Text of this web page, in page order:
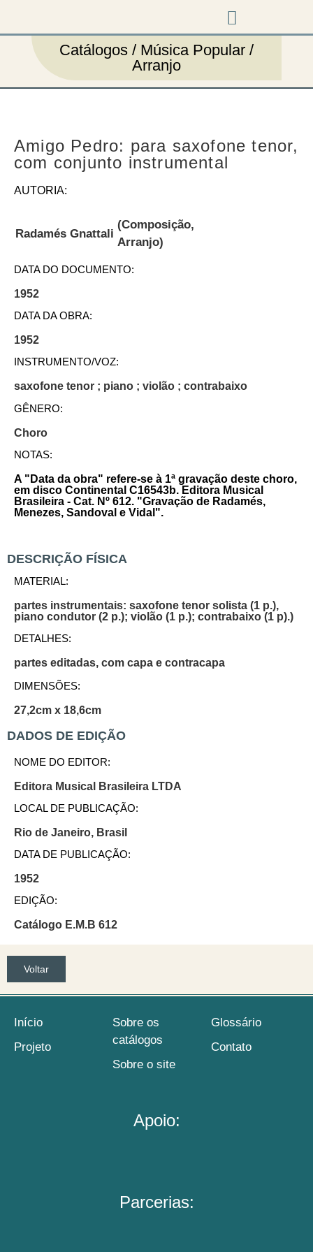
Catálogos / Música Popular /
Arranjo
Amigo Pedro: para saxofone tenor,
com conjunto instrumental
AUTORIA:
Radamés Gnattali
(Composição,
Arranjo)
DATA DO DOCUMENTO:
1952
DATA DA OBRA:
1952
INSTRUMENTO/VOZ:
saxofone tenor ; piano ; violão ; contrabaixo
GÊNERO:
Choro
NOTAS:
A "Data da obra" refere-se à 1ª gravação deste choro,
em disco Continental C16543b. Editora Musical
Brasileira - Cat. Nº 612. "Gravação de Radamés,
Menezes, Sandoval e Vidal".
DESCRIÇÃO FÍSICA
MATERIAL:
partes instrumentais: saxofone tenor solista (1 p.),
piano condutor (2 p.); violão (1 p.); contrabaixo (1 p).)
DETALHES:
partes editadas, com capa e contracapa
DIMENSÕES:
27,2cm x 18,6cm
DADOS DE EDIÇÃO
NOME DO EDITOR:
Editora Musical Brasileira LTDA
LOCAL DE PUBLICAÇÃO:
Rio de Janeiro, Brasil
DATA DE PUBLICAÇÃO:
1952
EDIÇÃO:
Catálogo E.M.B 612
Voltar
Início
Projeto
Sobre os
catálogos
Sobre o site
Glossário
Contato
Apoio:
Parcerias: